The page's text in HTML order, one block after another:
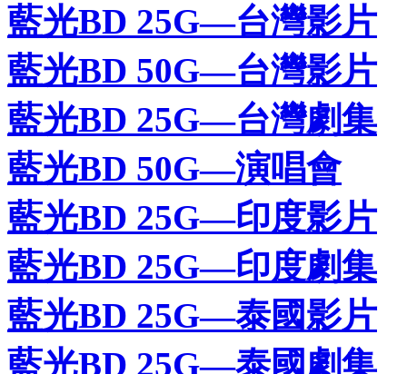
藍光BD 25G—台灣影片
藍光BD 50G—台灣影片
藍光BD 25G—台灣劇集
藍光BD 50G—演唱會
藍光BD 25G—印度影片
藍光BD 25G—印度劇集
藍光BD 25G—泰國影片
藍光BD 25G—泰國劇集